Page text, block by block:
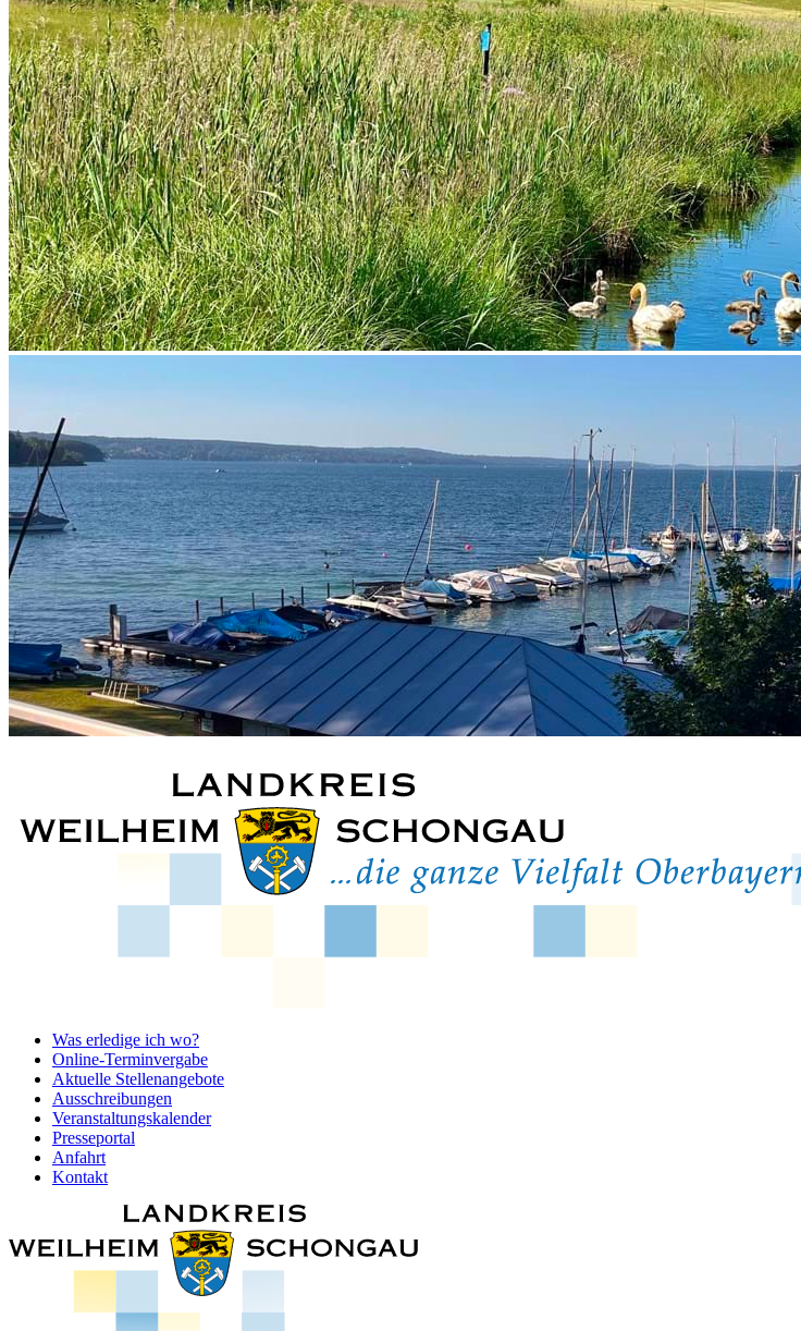
Was erledige ich wo?
Online-Terminvergabe
Aktuelle Stellenangebote
Ausschreibungen
Veranstaltungskalender
Presseportal
Anfahrt
Kontakt